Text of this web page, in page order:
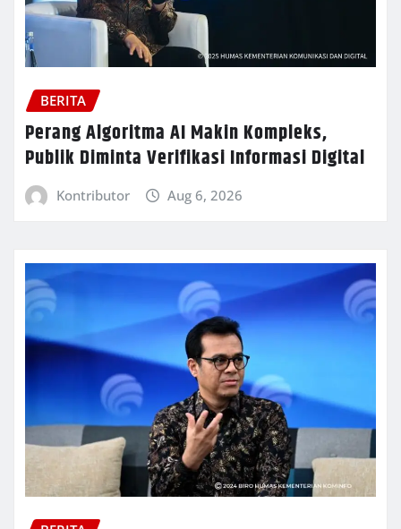
BERITA
Perang Algoritma AI Makin Kompleks,
Publik Diminta Verifikasi Informasi Digital
Kontributor Aug 6, 2026